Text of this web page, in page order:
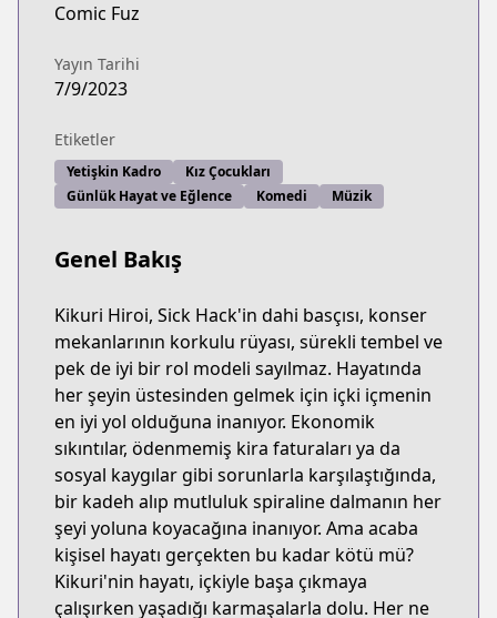
Comic Fuz
Yayın Tarihi
7/9/2023
Etiketler
Yetişkin Kadro
Kız Çocukları
Günlük Hayat ve Eğlence
Komedi Müzik
Genel Bakış
Kikuri Hiroi, Sick Hack'in dahi basçısı, konser
mekanlarının korkulu rüyası, sürekli tembel ve
pek de iyi bir rol modeli sayılmaz. Hayatında
her şeyin üstesinden gelmek için içki içmenin
en iyi yol olduğuna inanıyor. Ekonomik
sıkıntılar, ödenmemiş kira faturaları ya da
sosyal kaygılar gibi sorunlarla karşılaştığında,
bir kadeh alıp mutluluk spiraline dalmanın her
şeyi yoluna koyacağına inanıyor. Ama acaba
kişisel hayatı gerçekten bu kadar kötü mü?
Kikuri'nin hayatı, içkiyle başa çıkmaya
çalışırken yaşadığı karmaşalarla dolu. Her ne